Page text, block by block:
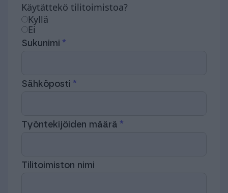
Käytättekö tilitoimistoa?
Kyllä
Ei
Sukunimi
Sähköposti
Työntekijöiden määrä
Tilitoimiston nimi